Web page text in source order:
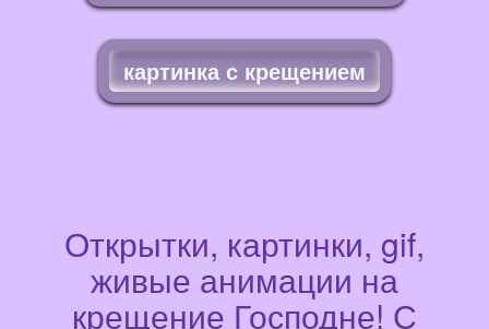
картинка с крещением
Открытки, картинки, gif,
живые анимации на
крещение Господне! С